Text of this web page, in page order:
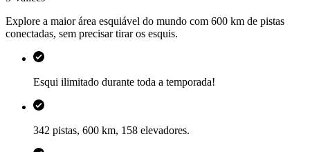
Explore a maior área esquiável do mundo com 600 km de pistas
conectadas, sem precisar tirar os esquis.
Esqui ilimitado durante toda a temporada!
342 pistas, 600 km, 158 elevadores.